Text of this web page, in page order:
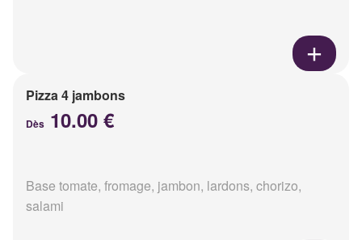
Pizza 4 jambons
Dès 10.00 €
Base tomate, fromage, jambon, lardons, chorizo,
salami